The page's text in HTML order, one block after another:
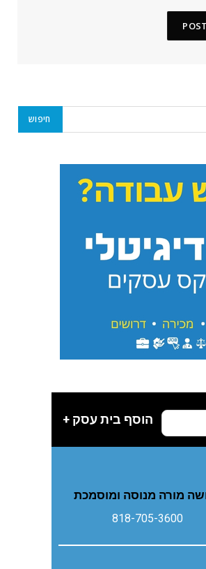
הוסף בית עסק +
מורה מנוסה ומוסמכת
818-705-3600